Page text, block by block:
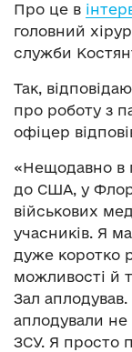
Про це в
головний
служби
Так,
про роботу з
офіцер
«Нещодавно в
до США, у
військових
учасників. Я
дуже коротко
можливості й
Зал
аплодували не
ЗСУ. Я просто